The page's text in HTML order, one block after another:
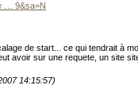
… 9&sa=N
de start... ce qui tendrait à
avoir sur une requete, un site
14:15:57)